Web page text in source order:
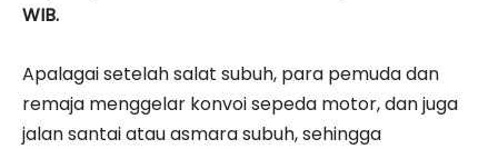
WIB.
Apalagai setelah salat subuh, para pemuda dan
remaja menggelar konvoi sepeda motor, dan juga
jalan santai atau asmara subuh, sehingga